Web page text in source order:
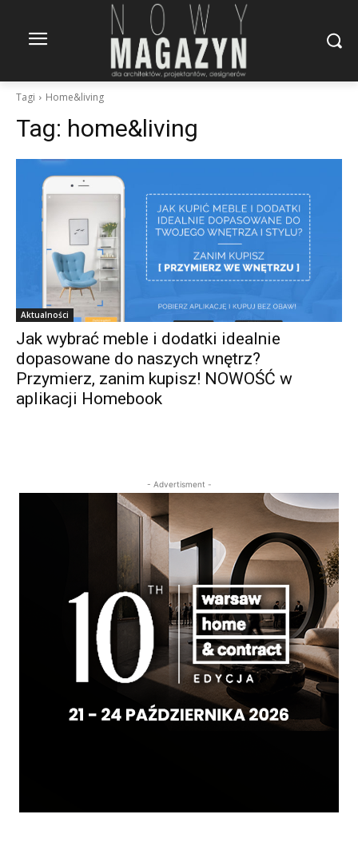
Tagi Home&living
Tag: home&living
Aktualności
Jak wybrać meble i dodatki idealnie
dopasowane do naszych wnętrz?
Przymierz, zanim kupisz! NOWOŚĆ w
aplikacji Homebook
- Advertisment -